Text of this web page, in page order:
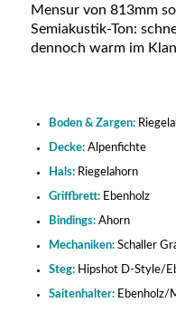
Mensur von 813mm
Semiakustik-Ton:
dennoch warm im
Boden & Zargen:
Decke: Alpenfichte
Hals:Riegelahorn
Griffbrett:Ebenholz
Bindings: Ahorn
Mechaniken:Schaller
Steg:Hipshot D-Style/
Saitenhalter: Ebenholz/